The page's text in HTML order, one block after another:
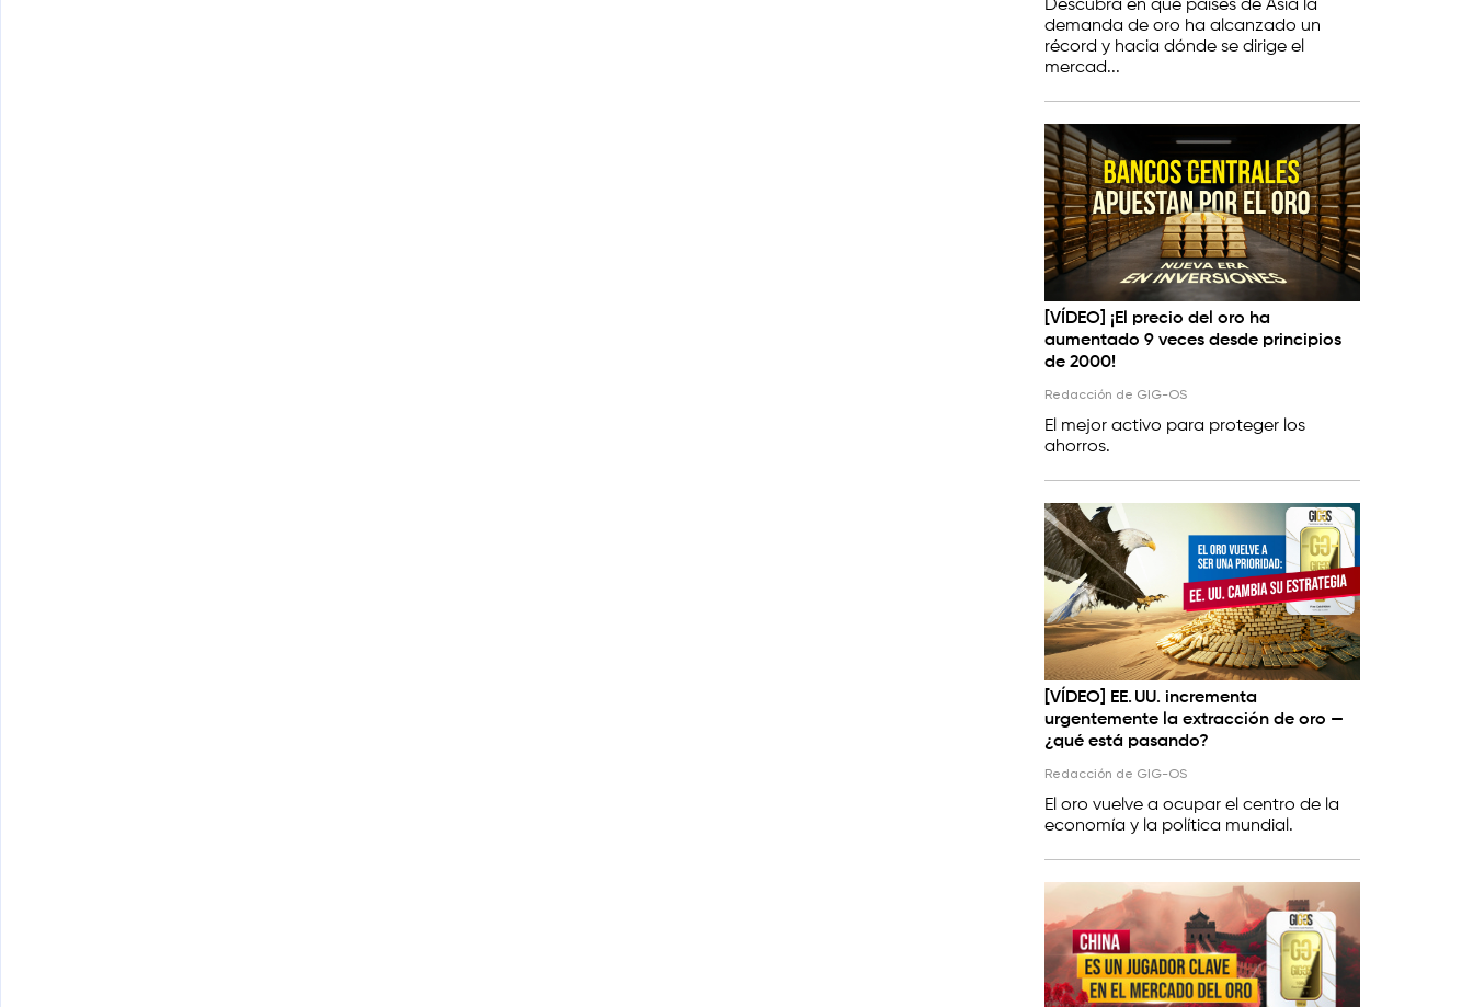
Descubra en qué países de Asia la
demanda de oro ha alcanzado un
récord y hacia dónde se dirige el
mercad...
[VÍDEO] ¡El precio del oro ha
aumentado 9 veces desde principios
de 2000!
Redacción de GIG-OS
El mejor activo para proteger los
ahorros.
[VÍDEO] EE. UU. incrementa
urgentemente la extracción de oro —
¿qué está pasando?
Redacción de GIG-OS
El oro vuelve a ocupar el centro de la
economía y la política mundial.